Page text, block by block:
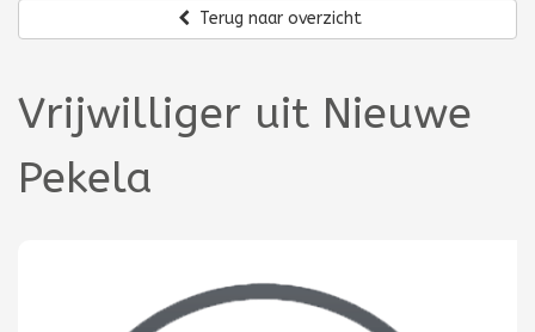
Terug naar overzicht
Vrijwilliger uit Nieuwe
Pekela